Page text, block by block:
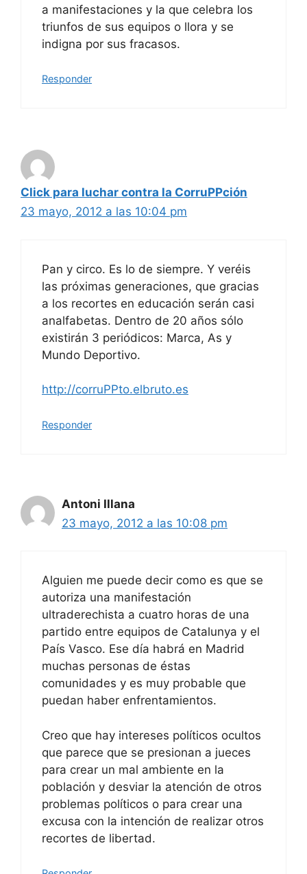
a manifestaciones y la que celebra los
triunfos de sus equipos o llora y se
indigna por sus fracasos.
Responder
Click para luchar contra la CorruPPción
23 mayo, 2012 a las 10:04 pm
Pan y circo. Es lo de siempre. Y veréis
las próximas generaciones, que gracias
a los recortes en educación serán casi
analfabetas. Dentro de 20 años sólo
existirán 3 periódicos: Marca, As y
Mundo Deportivo.
http://corruPPto.elbruto.es
Responder
Antoni Illana
23 mayo, 2012 a las 10:08 pm
Alguien me puede decir como es que se
autoriza una manifestación
ultraderechista a cuatro horas de una
partido entre equipos de Catalunya y el
País Vasco. Ese día habrá en Madrid
muchas personas de éstas
comunidades y es muy probable que
puedan haber enfrentamientos.
Creo que hay intereses políticos ocultos
que parece que se presionan a jueces
para crear un mal ambiente en la
población y desviar la atención de otros
problemas políticos o para crear una
excusa con la intención de realizar otros
recortes de libertad.